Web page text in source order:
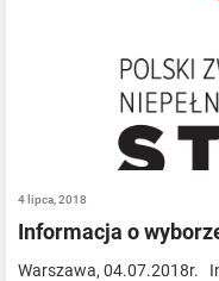
4 lipca, 2018
Informacja o
Warszawa, 04.07.2018r.